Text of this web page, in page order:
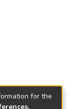
for the